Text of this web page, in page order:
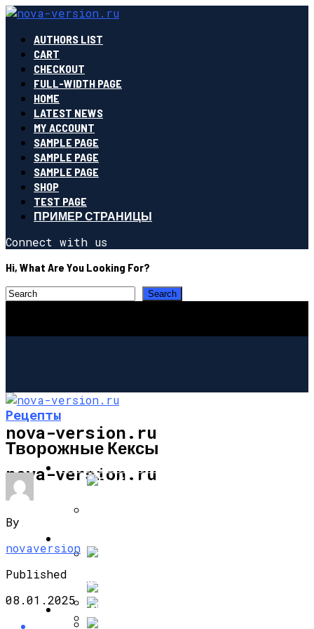
AUTHORS LIST
CART
CHECKOUT
FULL-WIDTH PAGE
HOME
LATEST NEWS
MY ACCOUNT
SAMPLE PAGE
SAMPLE PAGE
SAMPLE PAGE
SHOP
TEST PAGE
ПРИМЕР СТРАНИЦЫ
Connect with us
Hi, What Are You Looking For?
nova-version.ru
nova-version.ru
ИНТЕРЕСНОЕ И ПОЗНАВАТЕЛЬНОЕ
Соседи Могут Применить К Вашему
Маникюр: Оттенки Изысканности
РЕЦЕПТЫ
Рецепты
Творожные Кексы
By
novaversion
Published
08.01.2025